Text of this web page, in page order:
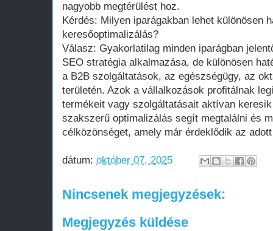
nagyobb megtérülést hoz.
Kérdés: Milyen iparágakban lehet különösen
keresőoptimalizálás?
Válasz: Gyakorlatilag minden iparágban
SEO stratégia alkalmazása, de különösen
a B2B szolgáltatások, az egészségügy, az
területén. Azok a vállalkozások profitálnak
termékeit vagy szolgáltatásait aktívan
szakszerű optimalizálás segít megtalálni és
célközönséget, amely már érdeklődik az
dátum: október 07, 2025
Nincsenek megjegyzések:
Megjegyzés küldése